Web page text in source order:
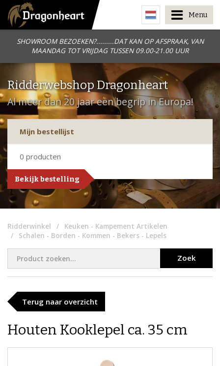
SHOWROOM BEZOEKEN?.........DAT KAN OP AFSPRAAK, VAN
MAANDAG TOT VRIJDAG TUSSEN 09.00-21.00 UUR
Menu
Ridderwebshop Dragonheart
Al meer dan 20 jaar een begrip in Europa!
Mijn bestellijst
0 producten
Bekijk bestelling
Ridderwinkel
Keuken - Kampement Artikelen
Schalen - Borden - Kommen - Bekers - Lepels
Zoek
Terug naar overzicht
Houten Kooklepel ca. 35 cm